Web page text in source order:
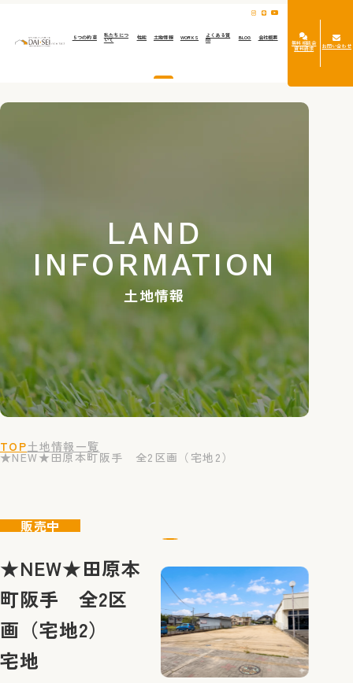
５つの約束 私たちにつ
いて 性能 土地情報 WORKS よくある質
問 BLOG 会社概要
無料相談会
資料請求 お問い合わせ
LAND
INFORMATION
土地情報
TOP土地情報一覧
★NEW★田原本町阪手 全2区画（宅地2）
販売中
★NEW★田原本
町阪手 全2区
画（宅地2）
宅地